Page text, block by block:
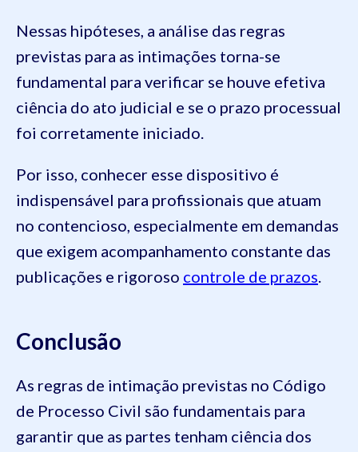
Nessas hipóteses, a análise das regras
previstas para as intimações torna-se
fundamental para verificar se houve efetiva
ciência do ato judicial e se o prazo processual
foi corretamente iniciado.
Por isso, conhecer esse dispositivo é
indispensável para profissionais que atuam
no contencioso, especialmente em demandas
que exigem acompanhamento constante das
publicações e rigoroso controle de prazos.
Conclusão
As regras de intimação previstas no Código
de Processo Civil são fundamentais para
garantir que as partes tenham ciência dos